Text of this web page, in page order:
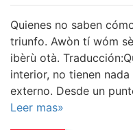
Quienes no saben
triunfo. Awòn tí wóm
ibèrù otà.
interior, no tienen
externo. Desde un
Leer mas»